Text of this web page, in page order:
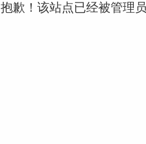
抱歉！该站点已经被管理